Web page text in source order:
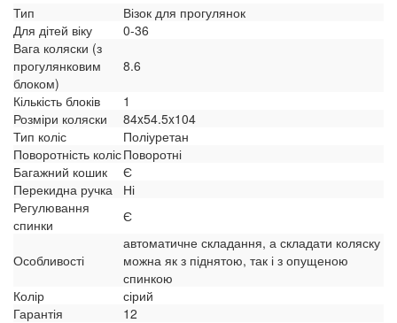
Тип
Візок для прогулянок
Для дітей віку
0-36
Вага коляски (з
прогулянковим
блоком)
8.6
Кількість блоків
1
Розміри коляски
84x54.5x104
Тип коліс
Поліуретан
Поворотність колісПоворотні
Багажний кошик
Є
Перекидна ручка
Ні
Регулювання
спинки
Є
Особливості
автоматичне складання, а складати коляску
можна як з піднятою, так і з опущеною
спинкою
Колір
сірий
Гарантія
12